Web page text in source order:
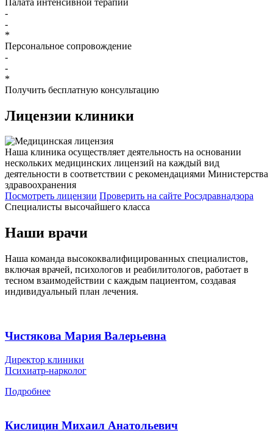
-
-
*
Персональное сопровождение
-
-
*
Получить бесплатную консультацию
Лицензии клиники
Наша клиника осуществляет деятельность на основании
нескольких медицинских лицензий на каждый вид
деятельности в соответствии с рекомендациями Министерства
здравоохранения
Посмотреть лицензии Проверить на сайте Росздравнадзора
Специалисты высочайшего класса
Наши врачи
Наша команда высококвалифицированных специалистов,
включая врачей, психологов и реабилитологов, работает в
тесном взаимодействии с каждым пациентом, создавая
индивидуальный план лечения.
Чистякова Мария Валерьевна
Директор клиники
Психиатр-нарколог
Подробнее
Кислицин Михаил Анатольевич